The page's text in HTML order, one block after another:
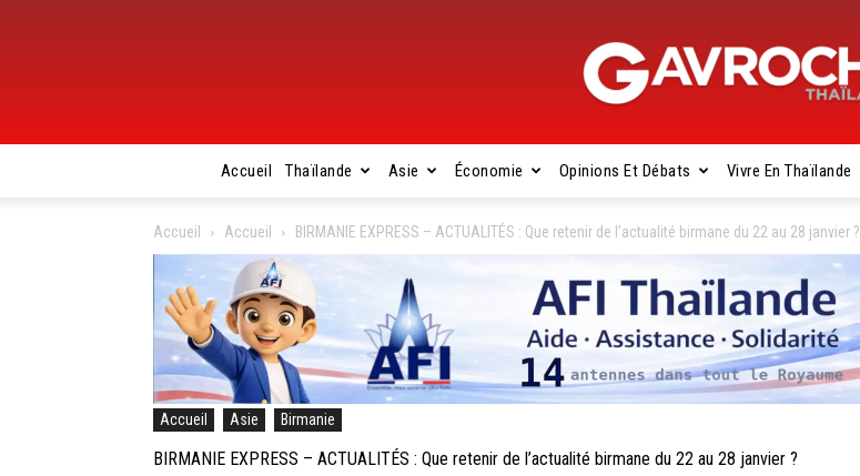
Gavroche
Thaïlande
Accueil Thaïlande Asie Économie Opinions Et Débats Vivre En Thaïlande
Accueil Accueil BIRMANIE EXPRESS – ACTUALITÉS : Que retenir de l’actualité birmane du 22 au 28 janvier ?
Accueil Asie Birmanie
BIRMANIE EXPRESS – ACTUALITÉS : Que retenir de l’actualité birmane du 22 au 28 janvier ?